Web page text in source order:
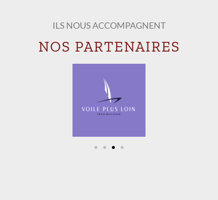
ILS NOUS ACCOMPAGNENT
NOS PARTENAIRES